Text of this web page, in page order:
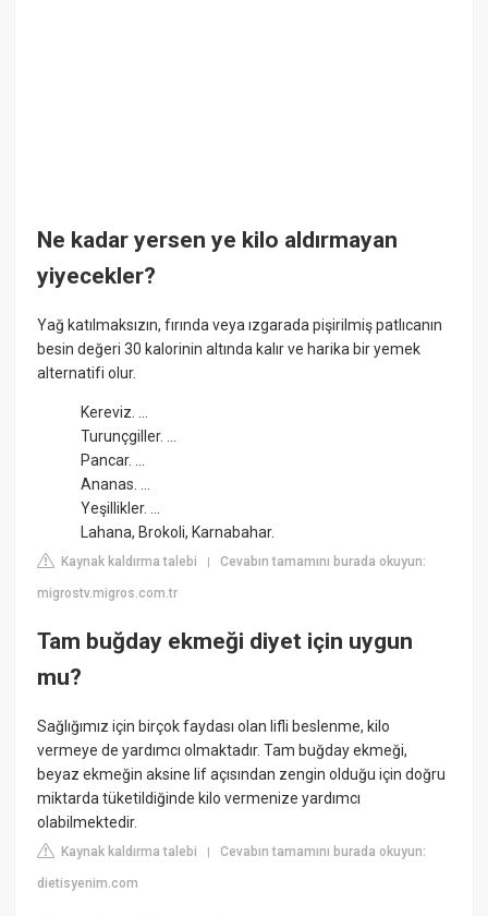
Ne kadar yersen ye kilo aldırmayan
yiyecekler?
Yağ katılmaksızın, fırında veya ızgarada pişirilmiş patlıcanın
besin değeri 30 kalorinin altında kalır ve harika bir yemek
alternatifi olur.
Kereviz. ...
Turunçgiller. ...
Pancar. ...
Ananas. ...
Yeşillikler. ...
Lahana, Brokoli, Karnabahar.
Kaynak kaldırma talebi |Cevabın tamamını burada okuyun:
migrostv.migros.com.tr
Tam buğday ekmeği diyet için uygun
mu?
Sağlığımız için birçok faydası olan lifli beslenme, kilo
vermeye de yardımcı olmaktadır. Tam buğday ekmeği,
beyaz ekmeğin aksine lif açısından zengin olduğu için doğru
miktarda tüketildiğinde kilo vermenize yardımcı
olabilmektedir.
Kaynak kaldırma talebi |Cevabın tamamını burada okuyun:
dietisyenim.com